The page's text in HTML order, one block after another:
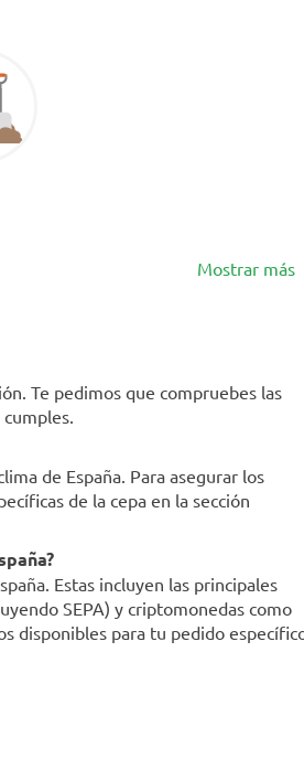
Mostrar más
Te pedimos que compruebes las
de España. Para asegurar los
de la cepa en la sección
Estas incluyen las principales
SEPA) y criptomonedas como
disponibles para tu pedido